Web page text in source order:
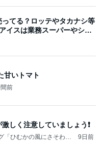
てる？ロッテやタカナシ等
イスは業務スーパーやシャ
甘いトマト
前
しく注意していましょう❗️
ひむかの風にさそわれ
9日前